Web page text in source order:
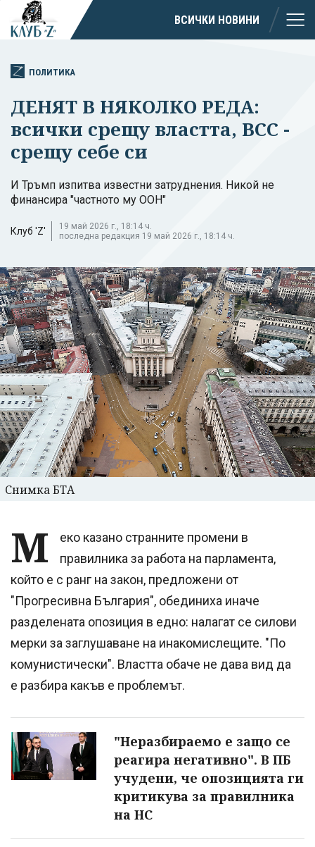
ВСИЧКИ НОВИНИ
ПОЛИТИКА
ДЕНЯТ В НЯКОЛКО РЕДА:
всички срещу властта, ВСС -
срещу себе си
И Тръмп изпитва известни затруднения. Никой не
финансира "частното му ООН"
Клуб 'Z'
19 май 2026 г., 18:14 ч.
последна редакция 19 май 2026 г., 18:14 ч.
Снимка БТА
М
еко казано странните промени в
правилника за работа на парламента,
който е с ранг на закон, предложени от
"Прогресивна България", обединиха иначе
разделената опозиция в едно: налагат се силови
мерки за заглушаване на инакомислещите. "По
комунистически". Властта обаче не дава вид да
е разбира какъв е проблемът.
"Неразбираемо е защо се
реагира негативно". В ПБ
учудени, че опозицията ги
критикува за правилника
на НС